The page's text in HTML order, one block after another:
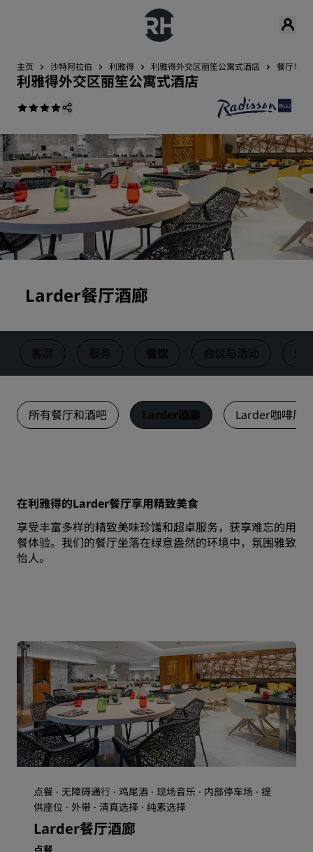
主页 沙特阿拉伯 利雅得 利雅得外交区丽笙公寓式酒店 餐厅与酒
利雅得外交区丽笙公寓式酒店
Larder餐厅酒廊
客房 服务 餐饮 会议与活动 健
所有餐厅和酒吧 Larder酒廊 Larder咖啡厅
在利雅得的Larder餐厅享用精致美食
享受丰富多样的精致美味珍馐和超卓服务，获享难忘的用
餐体验。我们的餐厅坐落在绿意盎然的环境中，氛围雅致
怡人。
点餐 · 无障碍通行 · 鸡尾酒 · 现场音乐 · 内部停车场 · 提
供座位 · 外带 · 清真选择 · 纯素选择
Larder餐厅酒廊